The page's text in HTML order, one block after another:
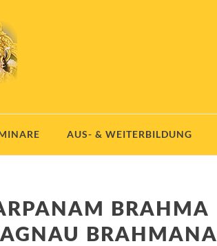
AUS- & WEITERBILDUNG
BRAHMA
BRAHMANA